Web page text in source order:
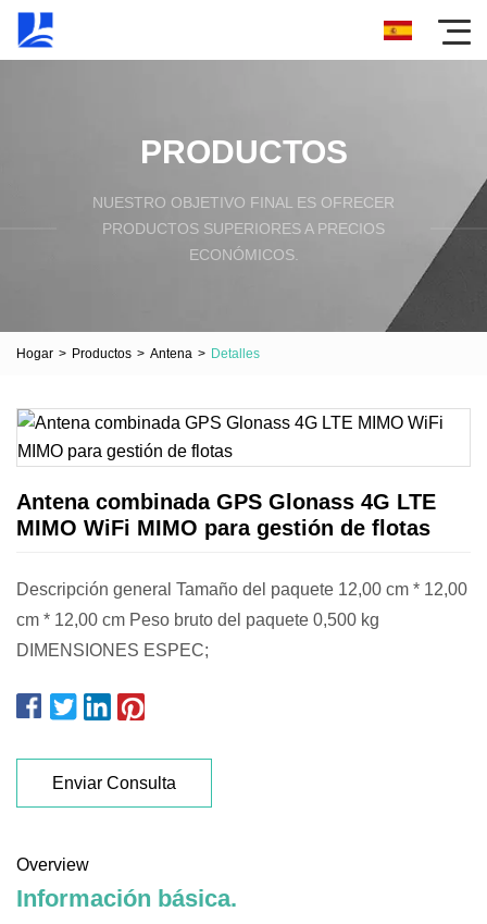
PRODUCTOS
NUESTRO OBJETIVO FINAL ES OFRECER
PRODUCTOS SUPERIORES A PRECIOS
ECONÓMICOS.
Hogar > Productos > Antena > Detalles
Antena combinada GPS Glonass 4G LTE
MIMO WiFi MIMO para gestión de flotas
Descripción general Tamaño del paquete 12,00 cm * 12,00
cm * 12,00 cm Peso bruto del paquete 0,500 kg
DIMENSIONES ESPEC;
Enviar Consulta
Overview
Información básica.